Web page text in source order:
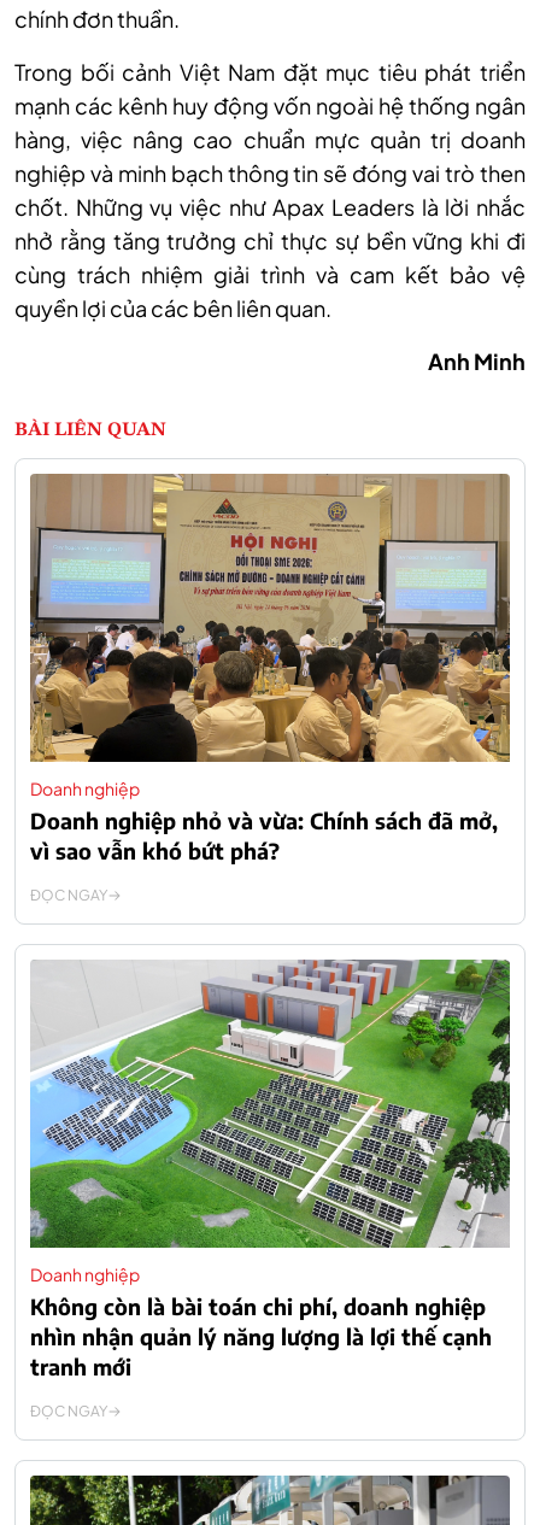
chính đơn thuần.
Trong bối cảnh Việt Nam đặt mục tiêu phát triển
mạnh các kênh huy động vốn ngoài hệ thống ngân
hàng, việc nâng cao chuẩn mực quản trị doanh
nghiệp và minh bạch thông tin sẽ đóng vai trò then
chốt. Những vụ việc như Apax Leaders là lời nhắc
nhở rằng tăng trưởng chỉ thực sự bền vững khi đi
cùng trách nhiệm giải trình và cam kết bảo vệ
quyền lợi của các bên liên quan.
Anh Minh
BÀI LIÊN QUAN
Doanh nghiệp
Doanh nghiệp nhỏ và vừa: Chính sách đã mở,
vì sao vẫn khó bứt phá?
ĐỌC NGAY
Doanh nghiệp
Không còn là bài toán chi phí, doanh nghiệp
nhìn nhận quản lý năng lượng là lợi thế cạnh
tranh mới
ĐỌC NGAY